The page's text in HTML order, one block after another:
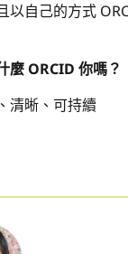
以自己的方式
麼 ORCID 你嗎？
清晰、可持續